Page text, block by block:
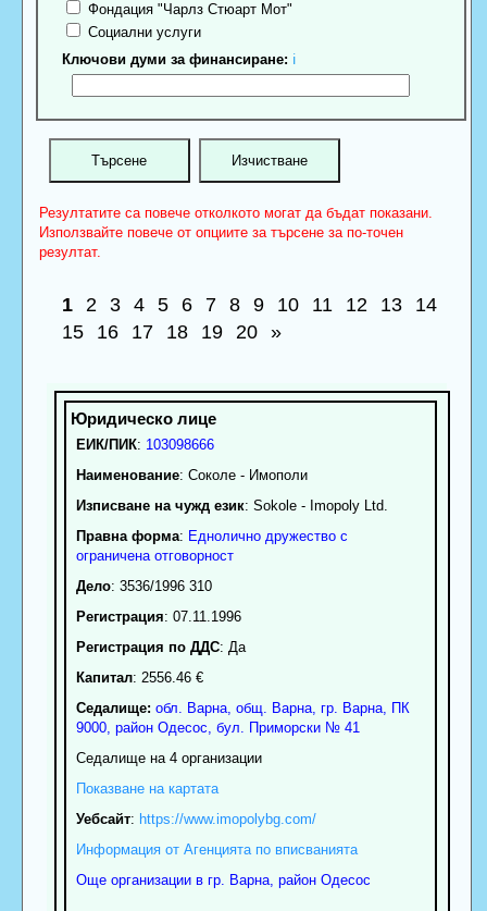
Фондация "Чарлз Стюарт Мот"
Социални услуги
Ключови думи за финансиране: ℹ
Резултатите са повече отколкото могат да бъдат показани.
Използвайте повече от опциите за търсене за по-точен
резултат.
1 2 3 4 5 6 7 8 9 10 11 12 13
14
15
16 17 18 19 20 »
ЕИК/ПИК: 103098666
Наименование: Соколе - Имополи
Изписване на чужд език: Sokole - Imopoly Ltd.
Правна форма: Еднолично дружество с
ограничена отговорност
Дело: 3536/1996 310
Регистрация: 07.11.1996
Регистрация по ДДС: Да
Капитал: 2556.46 €
Седалище: обл. Варна, общ. Варна, гр. Варна, ПК
9000, район Одесос бул. Приморски № 41
Седалище на 4 организации
Показване на картата
Уебсайт: https://www.imopolybg.com/
Информация от Агенцията по вписванията
Още организации в гр. Варна, район Одесос